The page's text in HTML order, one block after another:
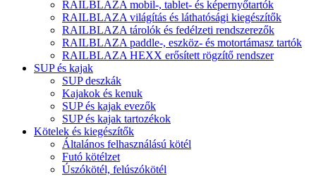
RAILBLAZA mobil-, tablet- és képernyőtartók
RAILBLAZA világítás és láthatósági kiegészítők
RAILBLAZA tárolók és fedélzeti rendszerezők
RAILBLAZA paddle-, eszköz- és motortámasz tartók
RAILBLAZA HEXX erősített rögzítő rendszer
SUP és kajak
SUP deszkák
Kajakok és kenuk
SUP és kajak evezők
SUP és kajak tartozékok
Kötelek és kiegészítők
Általános felhasználású kötél
Futó kötélzet
Úszókötél, felúszókötél